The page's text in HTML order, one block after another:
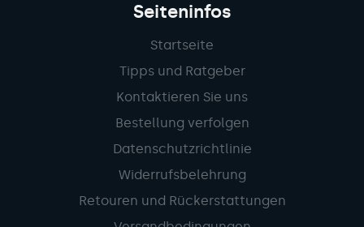
Seiteninfos
Startseite
Tipps und Ratgeber
Kontaktieren Sie uns
Bestellung verfolgen
Datenschutzrichtlinie
Widerrufsbelehrung
Retouren und Rückerstattungen